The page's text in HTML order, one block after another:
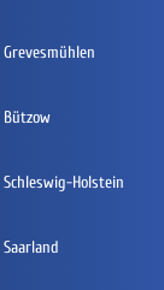
Grevesmühlen
Bützow
Schleswig-Holstein
Saarland